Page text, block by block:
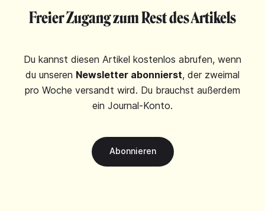
Freier Zugang zum Rest des Artikels
Du kannst diesen Artikel kostenlos abrufen, wenn
du unseren Newsletter abonnierst, der zweimal
pro Woche versandt wird. Du brauchst außerdem
ein Journal-Konto.
Abonnieren